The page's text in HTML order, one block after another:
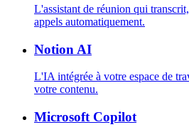
L'assistant de réunion qui
appels automatiquement.
Notion AI
L'IA intégrée à votre espace de
votre contenu.
Microsoft Copilot